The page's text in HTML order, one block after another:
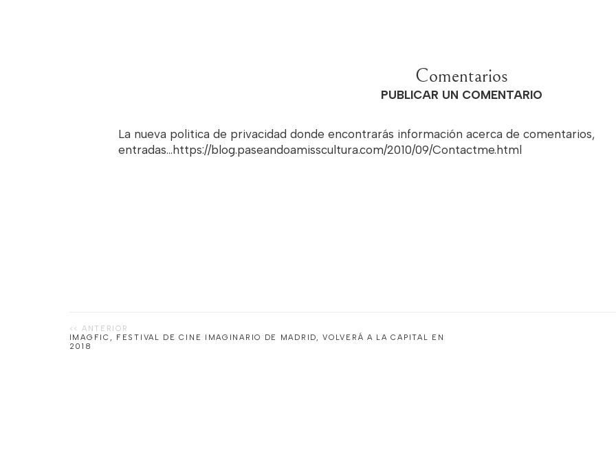
Comentarios
PUBLICAR UN COMENTARIO
La nueva politica de privacidad donde encontrarás información acerca de comentarios,
entradas...https://blog.paseandoamisscultura.com/2010/09/Contactme.html
IMAGFIC, FESTIVAL DE CINE IMAGINARIO DE MADRID, VOLVERÁ A LA CAPITAL EN
2018